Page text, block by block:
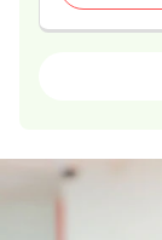
介護・福祉
給与